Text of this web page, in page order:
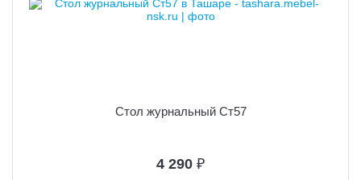
Стол журнальный Ст57
4 290 ₽